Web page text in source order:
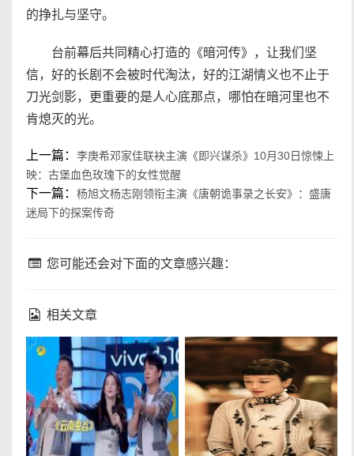
的挣扎与坚守。
台前幕后共同精心打造的《暗河传》，让我们坚
信，好的长剧不会被时代淘汰，好的江湖情义也不止于
刀光剑影，更重要的是人心底那点，哪怕在暗河里也不
肯熄灭的光。
上一篇： 李庚希邓家佳联袂主演《即兴谋杀》10月30日惊悚上
映：古堡血色玫瑰下的女性觉醒
下一篇： 杨旭文杨志刚领衔主演《唐朝诡事录之长安》：盛唐
迷局下的探案传奇
您可能还会对下面的文章感兴趣：
相关文章